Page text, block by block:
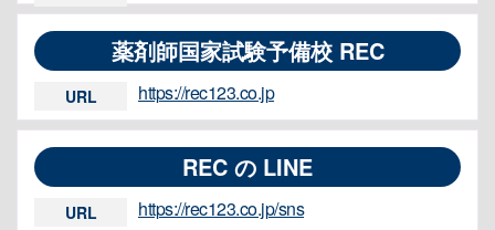
薬剤師国家試験予備校 REC
URL https://rec123.co.jp
REC の LINE
URL https://rec123.co.jp/sns